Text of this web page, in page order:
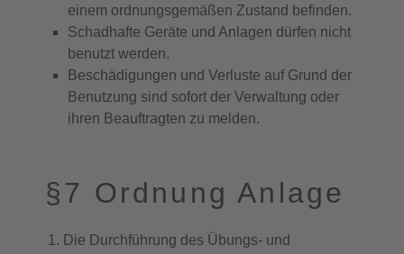
einem ordnungsgemäßen Zustand befinden.
Schadhafte Geräte und Anlagen dürfen nicht
benutzt werden.
Beschädigungen und Verluste auf Grund der
Benutzung sind sofort der Verwaltung oder
ihren Beauftragten zu melden.
§7 Ordnung Anlage
Die Durchführung des Übungs- und